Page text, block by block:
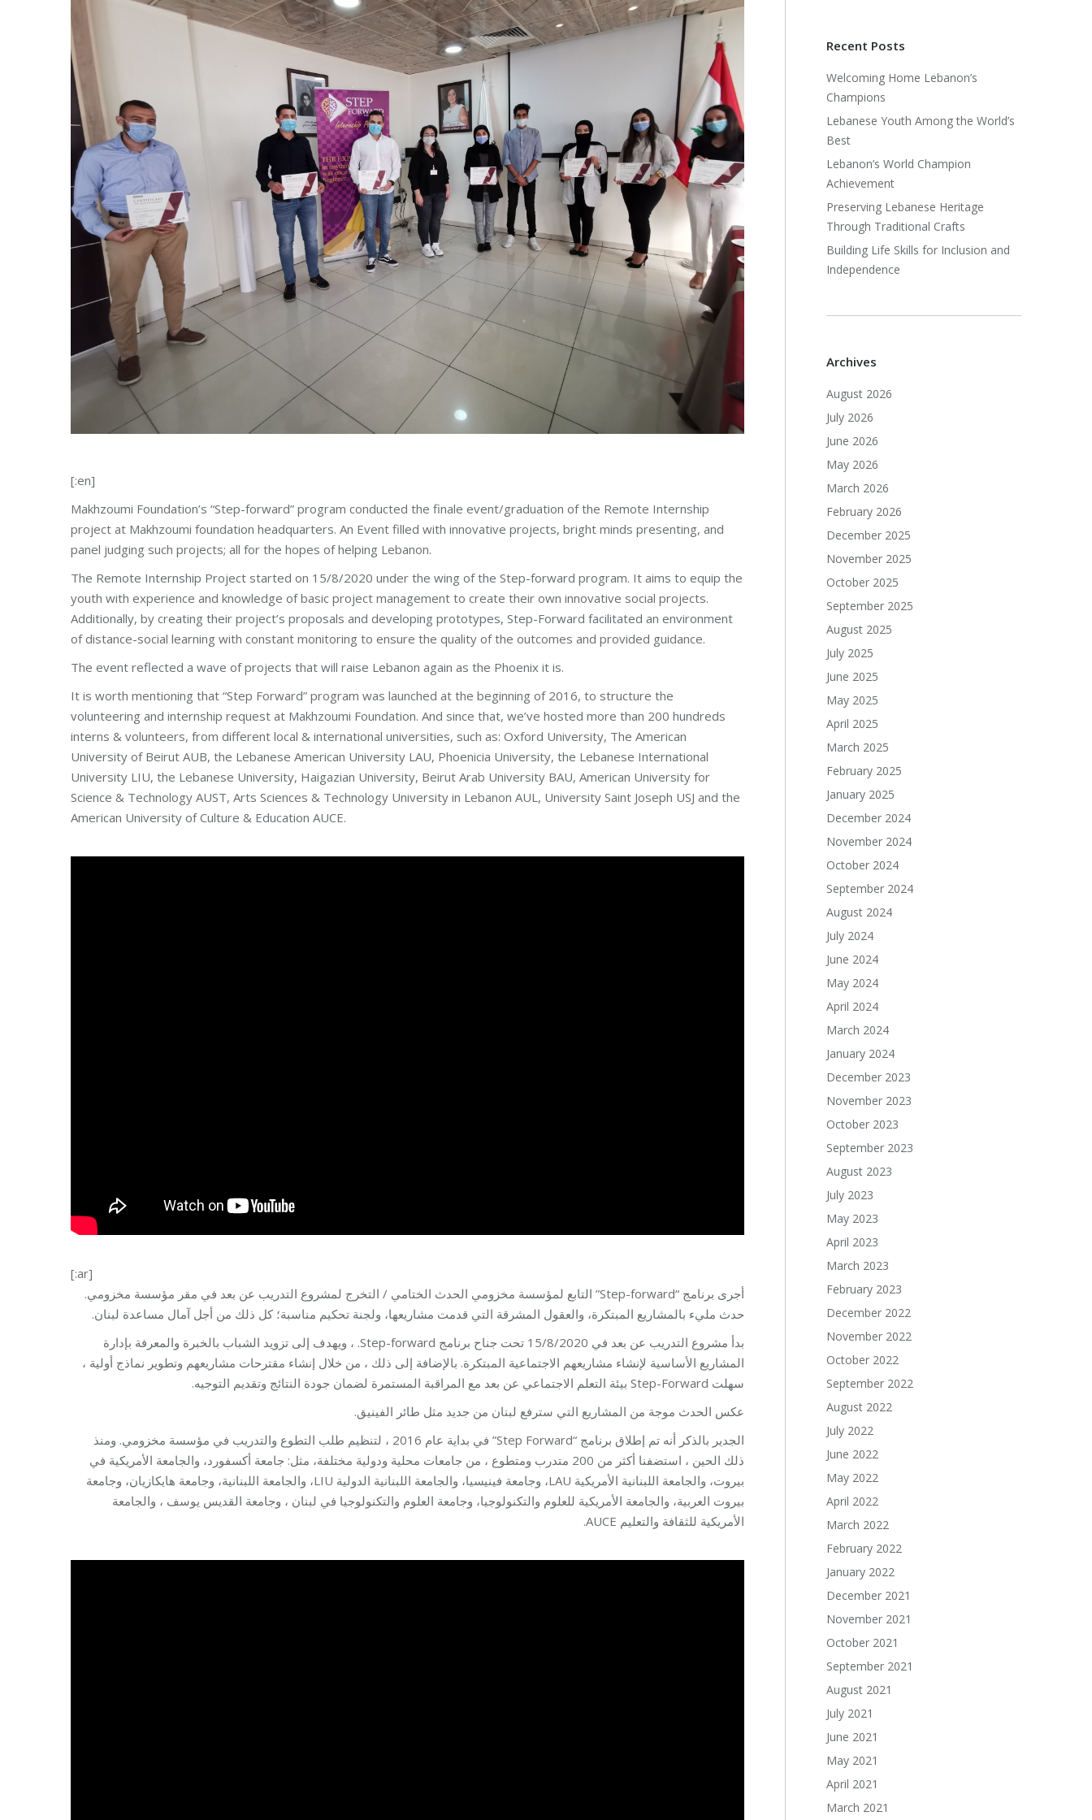
[:en]
Makhzoumi Foundation’s “Step-forward” program conducted the finale event/graduation of the Remote Internship
project at Makhzoumi foundation headquarters. An Event filled with innovative projects, bright minds presenting, and
panel judging such projects; all for the hopes of helping Lebanon.
The Remote Internship Project started on 15/8/2020 under the wing of the Step-forward program. It aims to equip the
youth with experience and knowledge of basic project management to create their own innovative social projects.
Additionally, by creating their project’s proposals and developing prototypes, Step-Forward facilitated an environment
of distance-social learning with constant monitoring to ensure the quality of the outcomes and provided guidance.
The event reflected a wave of projects that will raise Lebanon again as the Phoenix it is.
It is worth mentioning that “Step Forward” program was launched at the beginning of 2016, to structure the
volunteering and internship request at Makhzoumi Foundation. And since that, we’ve hosted more than 200 hundreds
interns & volunteers, from different local & international universities, such as: Oxford University, The American
University of Beirut AUB, the Lebanese American University LAU, Phoenicia University, the Lebanese International
University LIU, the Lebanese University, Haigazian University, Beirut Arab University BAU, American University for
Science & Technology AUST, Arts Sciences & Technology University in Lebanon AUL, University Saint Joseph USJ and the
American University of Culture & Education AUCE.
[:ar]
أجرى برنامج “Step-forward” التابع لمؤسسة مخزومي الحدث الختامي / التخرج لمشروع التدريب عن بعد في مقر مؤسسة مخزومي.
حدث مليء بالمشاريع المبتكرة، والعقول المشرقة التي قدمت مشاريعها، ولجنة تحكيم مناسبة؛ كل ذلك من أجل آمال مساعدة لبنان.
بدأ مشروع التدريب عن بعد في 15/8/2020 تحت جناح برنامج Step-forward. ، ويهدف إلى تزويد الشباب بالخبرة والمعرفة بإدارة
المشاريع الأساسية لإنشاء مشاريعهم الاجتماعية المبتكرة. بالإضافة إلى ذلك ، من خلال إنشاء مقترحات مشاريعهم وتطوير نماذج أولية ،
سهلت Step-Forward بيئة التعلم الاجتماعي عن بعد مع المراقبة المستمرة لضمان جودة النتائج وتقديم التوجيه.
عكس الحدث موجة من المشاريع التي سترفع لبنان من جديد مثل طائر الفينيق.
الجدير بالذكر أنه تم إطلاق برنامج “Step Forward” في بداية عام 2016 ، لتنظيم طلب التطوع والتدريب في مؤسسة مخزومي. ومنذ
ذلك الحين ، استضفنا أكثر من 200 متدرب ومتطوع ، من جامعات محلية ودولية مختلفة، مثل: جامعة أكسفورد، والجامعة الأمريكية في
بيروت، والجامعة اللبنانية الأمريكية LAU، وجامعة فينيسيا، والجامعة اللبنانية الدولية LIU، والجامعة اللبنانية، وجامعة هايكازيان، وجامعة
بيروت العربية، والجامعة الأمريكية للعلوم والتكنولوجيا، وجامعة العلوم والتكنولوجيا في لبنان ، وجامعة القديس يوسف ، والجامعة
الأمريكية للثقافة والتعليم AUCE.
Recent Posts
Welcoming Home Lebanon’s
Champions
Lebanese Youth Among the World’s
Best
Lebanon’s World Champion
Achievement
Preserving Lebanese Heritage
Through Traditional Crafts
Building Life Skills for Inclusion and
Independence
Archives
August 2026
July 2026
June 2026
May 2026
March 2026
February 2026
December 2025
November 2025
October 2025
September 2025
August 2025
July 2025
June 2025
May 2025
April 2025
March 2025
February 2025
January 2025
December 2024
November 2024
October 2024
September 2024
August 2024
July 2024
June 2024
May 2024
April 2024
March 2024
January 2024
December 2023
November 2023
October 2023
September 2023
August 2023
July 2023
May 2023
April 2023
March 2023
February 2023
December 2022
November 2022
October 2022
September 2022
August 2022
July 2022
June 2022
May 2022
April 2022
March 2022
February 2022
January 2022
December 2021
November 2021
October 2021
September 2021
August 2021
July 2021
June 2021
May 2021
April 2021
March 2021